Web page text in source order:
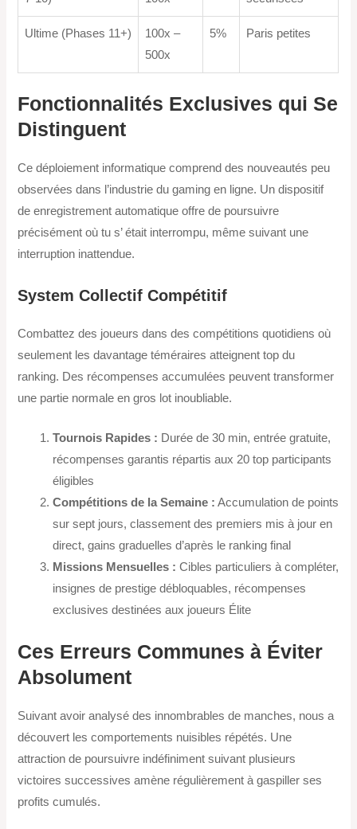
Ultime (Phases 11+)
100x –
500x
5% Paris petites
Fonctionnalités Exclusives qui Se
Distinguent
Ce déploiement informatique comprend des nouveautés peu
observées dans l’industrie du gaming en ligne. Un dispositif
de enregistrement automatique offre de poursuivre
précisément où tu s’ était interrompu, même suivant une
interruption inattendue.
System Collectif Compétitif
Combattez des joueurs dans des compétitions quotidiens où
seulement les davantage téméraires atteignent top du
ranking. Des récompenses accumulées peuvent transformer
une partie normale en gros lot inoubliable.
Tournois Rapides : Durée de 30 min, entrée gratuite,
récompenses garantis répartis aux 20 top participants
éligibles
Compétitions de la Semaine : Accumulation de points
sur sept jours, classement des premiers mis à jour en
direct, gains graduelles d’après le ranking final
Missions Mensuelles : Cibles particuliers à compléter,
insignes de prestige débloquables, récompenses
exclusives destinées aux joueurs Élite
Ces Erreurs Communes à Éviter
Absolument
Suivant avoir analysé des innombrables de manches, nous a
découvert les comportements nuisibles répétés. Une
attraction de poursuivre indéfiniment suivant plusieurs
victoires successives amène régulièrement à gaspiller ses
profits cumulés.